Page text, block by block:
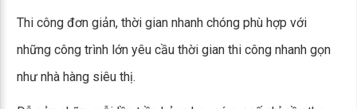
Thi công đơn giản, thời gian nhanh chóng phù hợp với
những công trình lớn yêu cầu thời gian thi công nhanh gọn
như nhà hàng siêu thị.